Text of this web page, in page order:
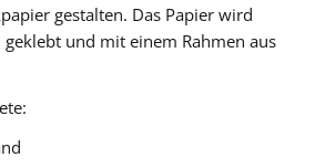
gestalten. Das Papier wird
und mit einem Rahmen aus